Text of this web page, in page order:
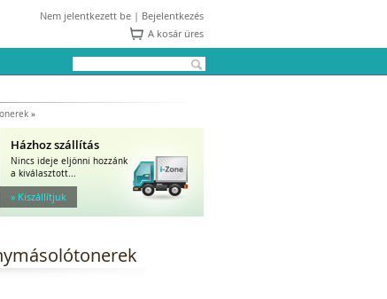
Nem jelentkezett be | Bejelentkezés
A kosár üres
»
Házhoz szállítás
Nincs ideje eljönni hozzánk
a kiválasztott...
» Kiszállítjuk